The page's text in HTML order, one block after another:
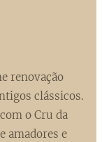
renovação
clássicos.
o Cru da
amadores e